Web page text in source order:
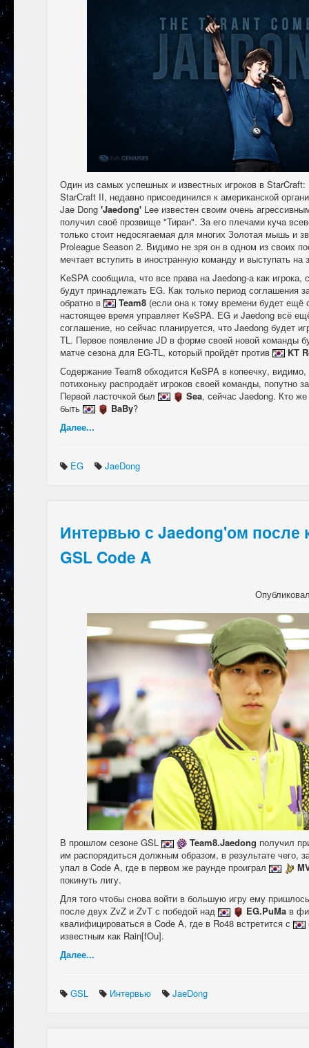
Один из самых успешных и известных игроков в
StarСraft II, недавно присоединился к американской
Jae Dong 'Jaedong' Lee известен своим очень
получил своё прозвище "Тиран". За его плечами куча
только стоит недосягаемая для многих Золотая мышь и
Proleague Season 2. Видимо не зря он в одном из своих
мечтает вступить в иностранную команду и выступать на
KeSPA сообщила, что все права на Jaedong-а как игрока,
будут принадлежать EG. Как только период соглашения
обратно в
Team8 (если она к тому времени будет ещё
настоящее время управляет KeSPA. EG и Jaedong всё
соглашение, но сейчас планируется, что Jaedong будет
TL. Первое появление JD в форме своей новой команды
матче сезона для EG-TL, который пройдёт против
KT
Содержание Team8 обходится KeSPA в копеечку,
потихоньку распродаёт игроков своей команды, попутно
Первой ласточкой был
Sea, сейчас Jaedong. Кто
быть
BaBy?
Далее...
EG JaeDong
Интервью с Jaedong'ом после
GSL Code A
В прошлом сезоне GSL Team8.Jaedong получил
им распорядиться должным образом, в результате чего,
упал в Code A, где в первом же раунде проиграл
покинуть лигу.
Для того чтобы снова войти в большую игру ему
после двух ZvZ и ZvT с победой над
EG.PuMa в
квалифицироваться в Code A, где в Ro48 встретится с
известным как Rain[fOu].
Далее...
GSL Интервью JaeDong